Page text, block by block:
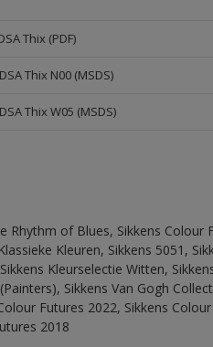
Thix (PDF)
Thix N00 (MSDS)
Thix W05 (MSDS)
Rhythm of Blues, Sikkens Colour
Kleuren, Sikkens 5051,
Kleurselectie Witten,
Sikkens Van Gogh
Futures 2022, Sikkens
2018